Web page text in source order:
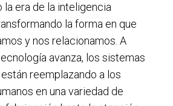
era de la inteligencia
la forma en que
y nos relacionamos. A
avanza, los sistemas
reemplazando a los
en una variedad de